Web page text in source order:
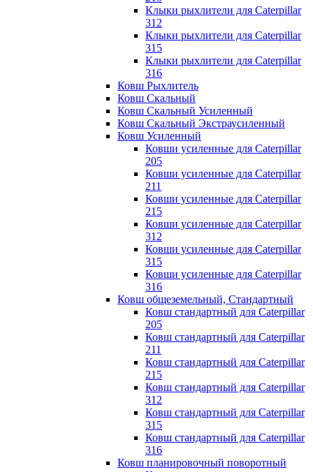
Клыки рыхлители для Caterpillar
312
Клыки рыхлители для Caterpillar
315
Клыки рыхлители для Caterpillar
316
Ковш Рыхлитель
Ковш Скальный
Ковш Скальный Усиленный
Ковш Скальный Экстраусиленный
Ковш Усиленный
Ковши усиленные для Caterpillar
205
Ковши усиленные для Caterpillar
211
Ковши усиленные для Caterpillar
215
Ковши усиленные для Caterpillar
312
Ковши усиленные для Caterpillar
315
Ковши усиленные для Caterpillar
316
Ковш общеземельный, Стандартный
Ковш стандартный для Caterpillar
205
Ковш стандартный для Caterpillar
211
Ковш стандартный для Caterpillar
215
Ковш стандартный для Caterpillar
312
Ковш стандартный для Caterpillar
315
Ковш стандартный для Caterpillar
316
Ковш планировочный поворотный